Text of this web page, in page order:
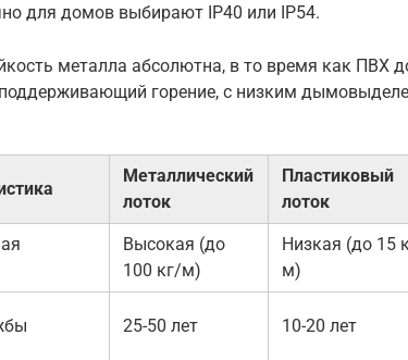
для домов выбирают IP40 или IP54.
металла абсолютна, в то время как ПВХ
поддерживающий горение, с низким
Металлический
лоток
Пластиковый
лоток
Высокая (до
100 кг/м)
Низкая (до 15
м)
25-50 лет 10-20 лет